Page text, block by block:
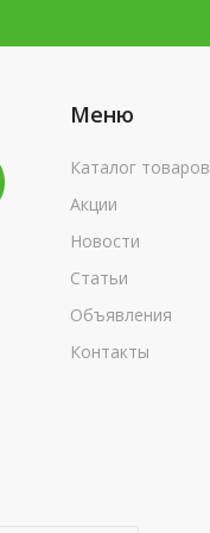
Меню
Каталог товаров
Акции
Новости
Статьи
Объявления
Контакты